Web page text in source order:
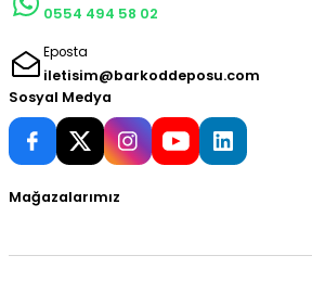
0554 494 58 02
Eposta
iletisim@barkoddeposu.com
Sosyal Medya
Mağazalarımız